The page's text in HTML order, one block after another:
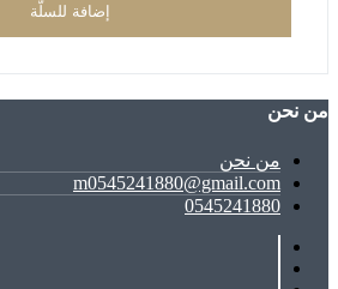
إضافة للسلّة
ﻣﻦ ﻧﺤﻦ
ﻣﻦ ﻧﺤﻦ
m0545241880@gmail.com
0545241880